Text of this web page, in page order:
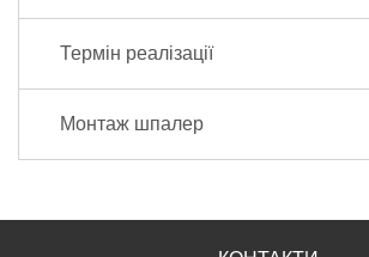
Термін реалізації
Монтаж шпалер